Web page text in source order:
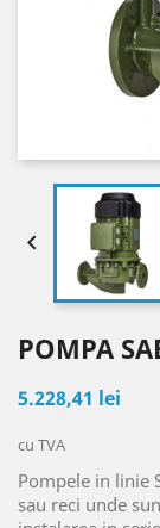

POMPA
5.228,41 lei
cu TVA
Pompele in linie
sau reci unde